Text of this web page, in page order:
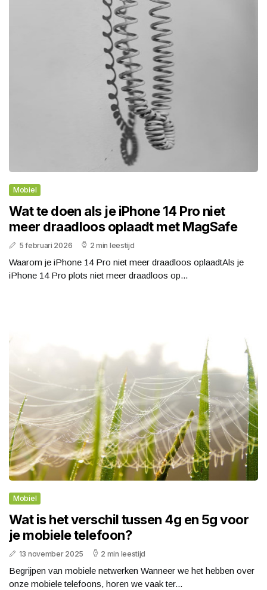
Mobiel
Wat te doen als je iPhone 14 Pro niet
meer draadloos oplaadt met MagSafe
5 februari 2026 2 min leestijd
Waarom je iPhone 14 Pro niet meer draadloos oplaadtAls je
iPhone 14 Pro plots niet meer draadloos op...
Mobiel
Wat is het verschil tussen 4g en 5g voor
je mobiele telefoon?
13 november 2025 2 min leestijd
Begrijpen van mobiele netwerken Wanneer we het hebben over
onze mobiele telefoons, horen we vaak ter...